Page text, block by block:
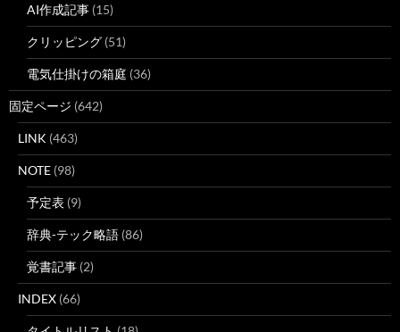
AI作成記事 (15)
クリッピング (51)
電気仕掛けの箱庭 (36)
固定ページ (642)
LINK (463)
NOTE (98)
予定表 (9)
辞典-テック略語 (86)
覚書記事 (2)
INDEX (66)